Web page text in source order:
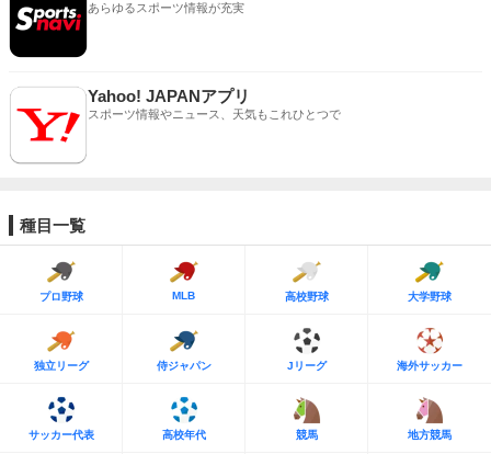
あらゆるスポーツ情報が充実
Yahoo! JAPANアプリ
スポーツ情報やニュース、天気もこれひとつで
種目一覧
プロ野球 MLB 高校野球 大学野球
独立リーグ 侍ジャパン Jリーグ 海外サッカー
サッカー代表 高校年代 競馬 地方競馬